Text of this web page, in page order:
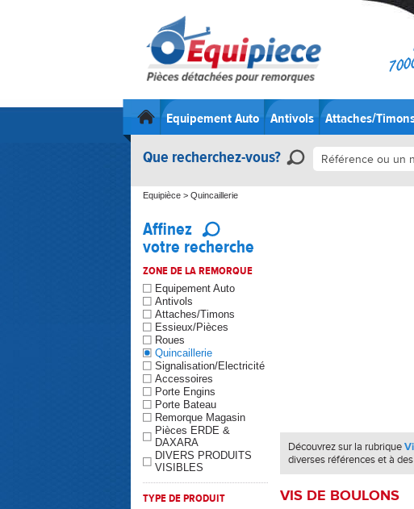
Equipement Auto Antivols Attaches/
Que recherchez-vous?
Equipièce > Quincaillerie
Affinez
votre recherche
ZONE DE LA REMORQUE
Equipement Auto
Antivols
Attaches/Timons
Essieux/Pièces
Roues
Quincaillerie
Signalisation/Electricité
Accessoires
Porte Engins
Porte Bateau
Remorque Magasin
Pièces ERDE &
DAXARA
DIVERS PRODUITS
VISIBLES
TYPE DE PRODUIT
Découvrez sur la rubrique
diverses références et à
VIS DE BOULONS